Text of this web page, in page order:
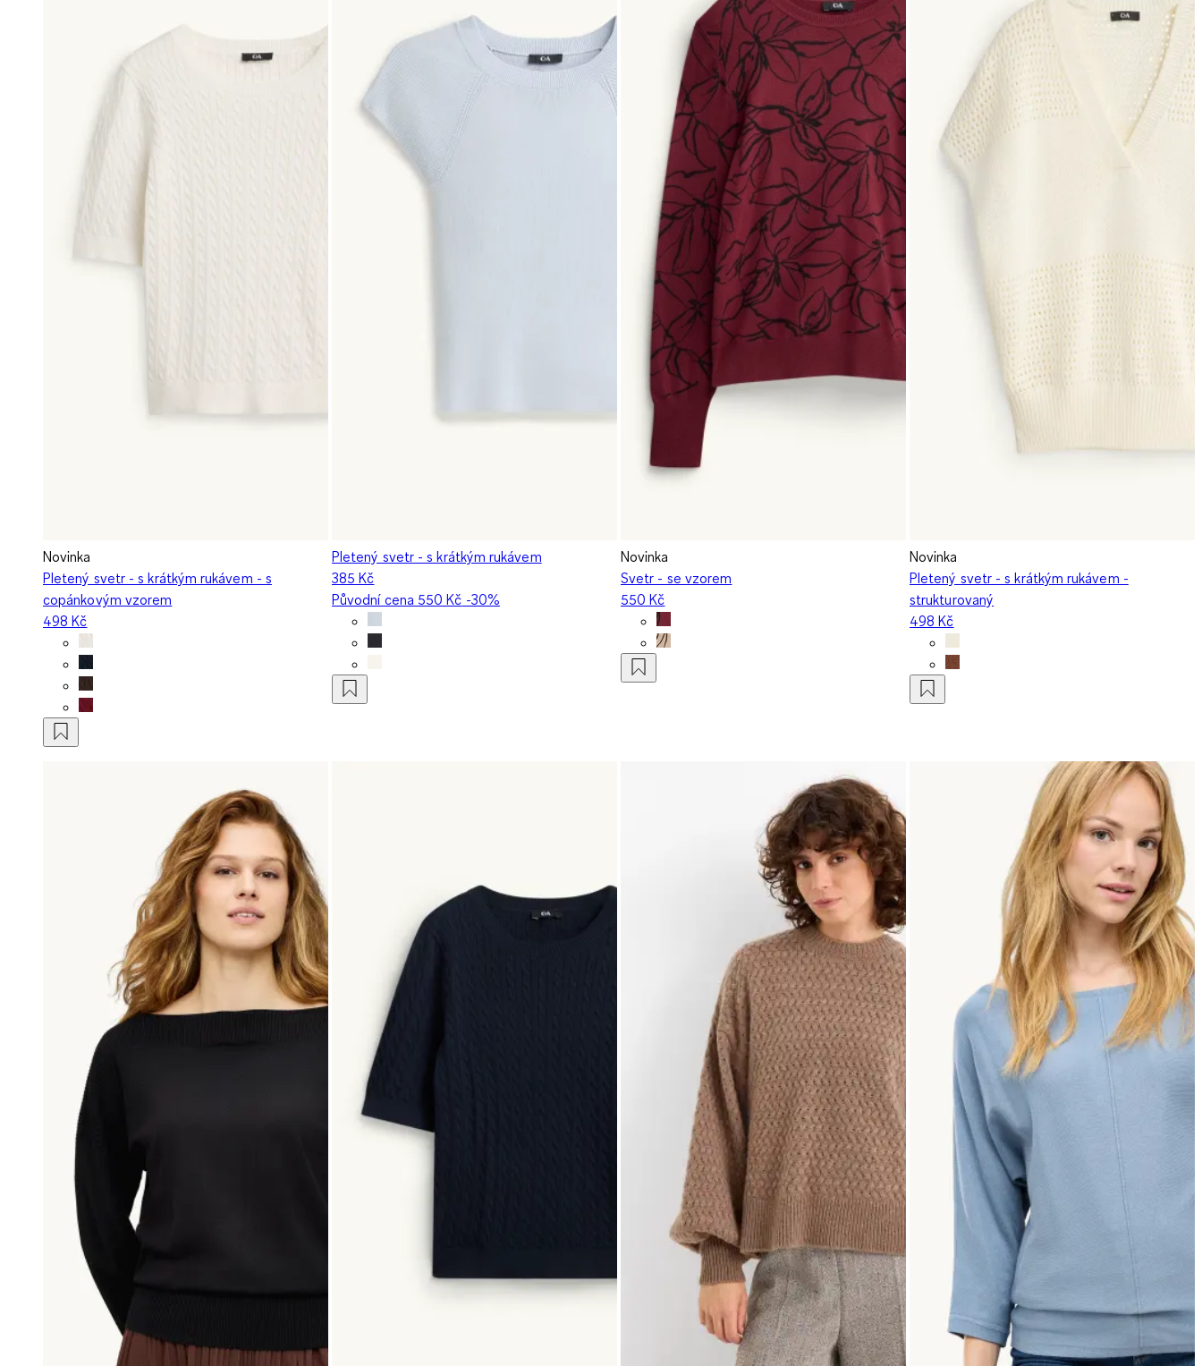
Novinka
Pletený svetr - s krátkým rukávem - s
copánkovým vzorem
498 Kč
Pletený svetr - s krátkým rukávem
385 Kč
Původní cena 550 Kč -30%
Novinka
Svetr - se vzorem
550 Kč
Novinka
Pletený svetr - s krátkým rukávem -
strukturovaný
498 Kč